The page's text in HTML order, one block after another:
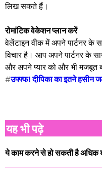
लिख सकते हैं।
रोमांटिक वेकेशन प्लान करें
वेलेंटाइन वीक में अपने पार्टनर के
विचार है। आप अपने पार्टनर के
और अपने प्यार को और भी मजबूत
#उफ्फ्फ! दीपिका का इतने हसीन
यह भी पढ़े
ये काम करने से हो सकती है अधिक